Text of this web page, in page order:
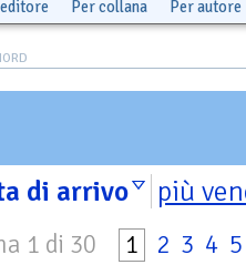
Per collana Per autore
di arrivo più
1 di 30 1 2 3 4 5